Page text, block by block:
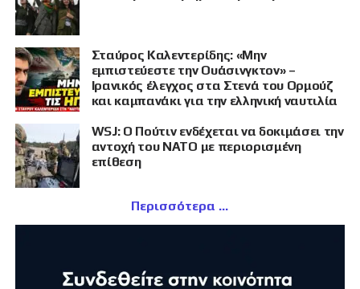
Σταύρος Καλεντερίδης: «Μην
εμπιστεύεστε την Ουάσινγκτον» –
Ιρανικός έλεγχος στα Στενά του Ορμούζ
και καμπανάκι για την ελληνική ναυτιλία
WSJ: Ο Πούτιν ενδέχεται να δοκιμάσει την
αντοχή του ΝΑΤΟ με περιορισμένη
επίθεση
Περισσότερα